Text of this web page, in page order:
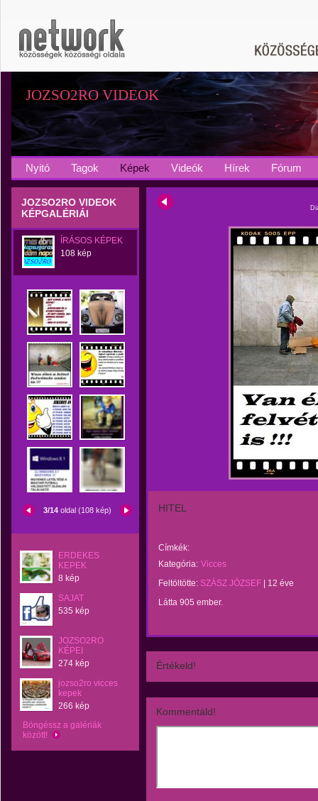
JOZSO2RO VIDEOK
Nyitó Tagok Képek Videók Hírek Fórum
JOZSO2RO VIDEOK
KÉPGALÉRIÁI
ÍRÁSOS KÉPEK
108 kép
3/14 oldal (108 kép)
ERDEKES
KEPEK
8 kép
SAJAT
535 kép
JOZSO2RO
KÉPEI
274 kép
jozso2ro vicces
kepek
266 kép
Böngéssz a galériák
között!
HITEL
Címkék:
Kategória: Vicces
Feltöltötte: SZÁSZ JÓZSEF
12 éve
Látta 905 ember.
Értékeld!
Kommentáld!